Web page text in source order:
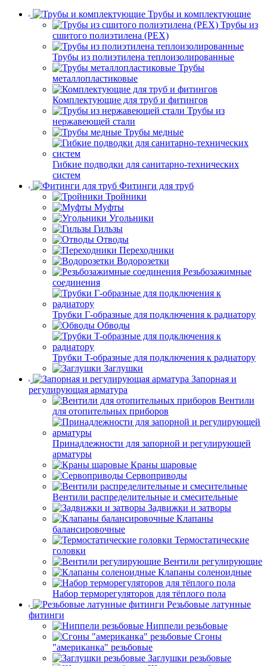
Трубы и комплектующие
Трубы из
сшитого полиэтилена (PEX)
Трубы из полиэтилена теплоизолированные
Трубы
металлопластиковые
Комплектующие для труб и фитингов
Трубы из
нержавеющей стали
Трубы медные
Гибкие подводки для санитарно-технических
систем
Фитинги для труб
Тройники
Муфты
Угольники
Гильзы
Отводы
Переходники
Водорозетки
Резьбозажимные
соединения
Трубки Г-образные для подключения к радиатору
Обводы
Трубки T-образные для подключения к радиатору
Заглушки
Запорная и
регулирующая арматура
Вентили
для отопительных приборов
Принадлежности для запорной и регулирующей
арматуры
Краны шаровые
Сервоприводы
Вентили распределительные и смесительные
Задвижки и затворы
Клапаны
балансировочные
Термостатические
головки
Вентили регулирующие
Клапаны соленоидные
Набор терморегуляторов для тёплого пола
Резьбовые латунные
фитинги
Ниппели резьбовые
Сгоны
"американка" резьбовые
Заглушки резьбовые